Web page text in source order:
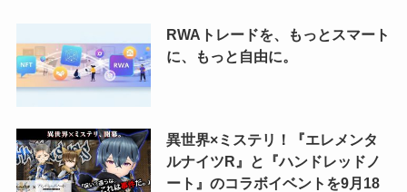
RWAトレードを、もっとスマート
に、もっと自由に。
異世界×ミステリ！『エレメンタ
ルナイツR』と『ハンドレッドノ
ート』のコラボイベントを9月18